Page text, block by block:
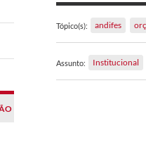
Tópico(s): andifes
Assunto: Institucional